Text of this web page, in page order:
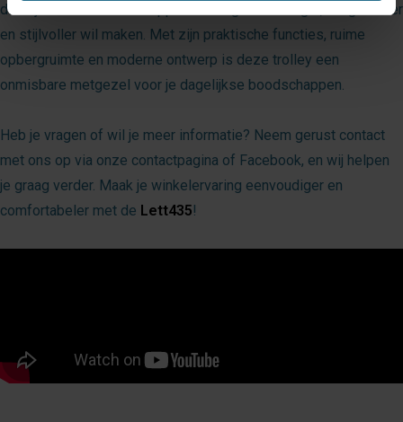
die zijn of haar boodschappenervaring eenvoudiger, aangenamer
en stijlvoller wil maken. Met zijn praktische functies, ruime
opbergruimte en moderne ontwerp is deze trolley een
onmisbare metgezel voor je dagelijkse boodschappen.
Heb je vragen of wil je meer informatie? Neem gerust contact
met ons op via onze contactpagina of Facebook, en wij helpen
je graag verder. Maak je winkelervaring eenvoudiger en
comfortabeler met de Lett435!